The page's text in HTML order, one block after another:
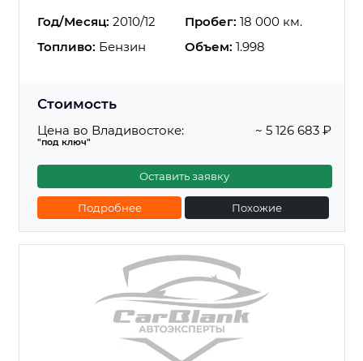
Год/Месяц: 2010/12 Пробег: 18 000 км.
Топливо: Бензин Объем: 1.998
Стоимость
Цена во Владивостоке:
"под ключ"
~ 5 126 683 ₽
Оставить заявку
Подробнее Похожие